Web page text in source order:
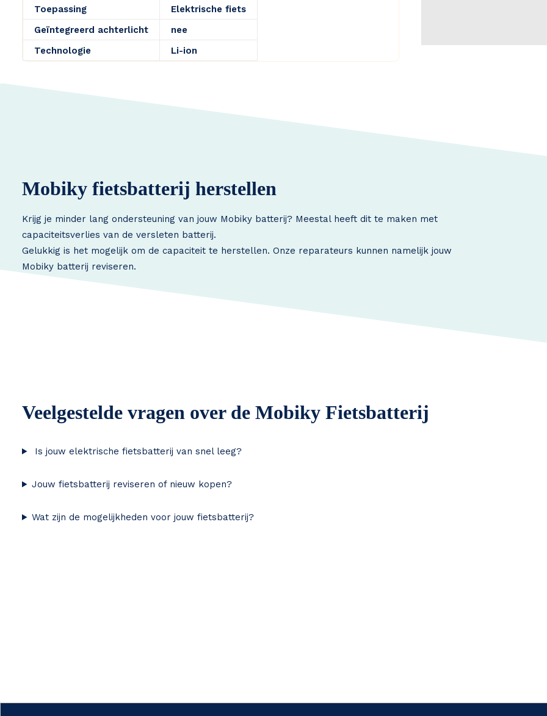
Toepassing
Elektrische fiets
Geïntegreerd achterlicht
nee
Technologie
Li-ion
Mobiky fietsbatterij herstellen
Krijg je minder lang ondersteuning van jouw Mobiky batterij? Meestal heeft dit te maken met
capaciteitsverlies van de versleten batterij.
Gelukkig is het mogelijk om de capaciteit te herstellen. Onze reparateurs kunnen namelijk jouw
Mobiky batterij reviseren.
Veelgestelde vragen over de Mobiky Fietsbatterij
Is jouw elektrische fietsbatterij van snel leeg?
Jouw fietsbatterij reviseren of nieuw kopen?
Wat zijn de mogelijkheden voor jouw fietsbatterij?